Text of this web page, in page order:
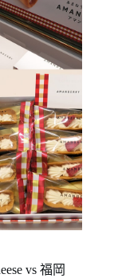
vs 福岡